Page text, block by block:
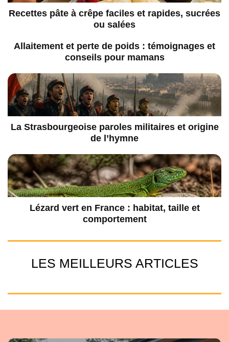
Recettes pâte à crêpe faciles et rapides, sucrées
ou salées
Allaitement et perte de poids : témoignages et
conseils pour mamans
La Strasbourgeoise paroles militaires et origine
de l’hymne
Lézard vert en France : habitat, taille et
comportement
LES MEILLEURS ARTICLES